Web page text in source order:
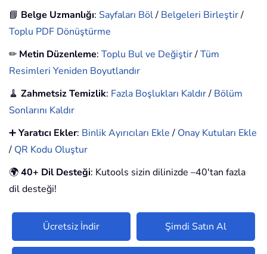
📘 Belge Uzmanlığı: Sayfaları Böl/ Belgeleri Birleştir/
Toplu PDF Dönüştürme
✏ Metin Düzenleme: Toplu Bul ve Değiştir/Tüm
Resimleri Yeniden Boyutlandır
🧹 Zahmetsiz Temizlik: Fazla Boşlukları Kaldır/ Bölüm
Sonlarını Kaldır
➕Yaratıcı Ekler: Binlik Ayırıcıları Ekle/ Onay Kutuları Ekle
/ QR Kodu Oluştur
🌍40+ Dil Desteği: Kutools sizin dilinizde –40'tan fazla
dil desteği!
Ücretsiz İndir Şimdi Satın Al